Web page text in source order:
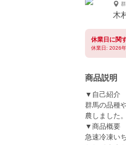
木
休業日に関
休業日: 2026
商品説明
▼自己紹介
群馬の品種
農しました。
▼商品概要
急速冷凍い